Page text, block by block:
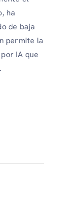
ha
de baja
permite la
IA que